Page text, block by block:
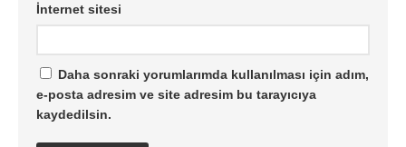
İnternet sitesi
Daha sonraki yorumlarımda kullanılması için adım,
e-posta adresim ve site adresim bu tarayıcıya
kaydedilsin.